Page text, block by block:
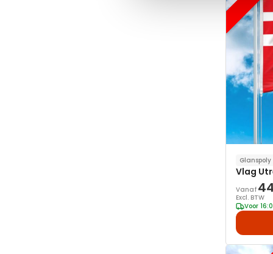
Vlag
Vanaf
Excl. BTW
Voor